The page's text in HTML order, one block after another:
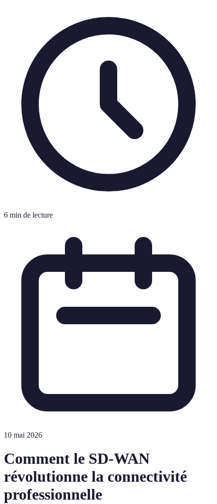
6 min de lecture
10 mai 2026
Comment le SD-WAN
révolutionne la connectivité
professionnelle